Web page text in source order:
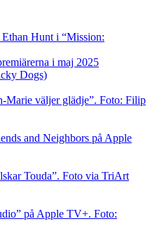
Hunt i “Mission:
i maj 2025
Dogs)
Marie väljer glädje”. Foto: Filip
and Neighbors på Apple
Touda”. Foto via TriArt
på Apple TV+. Foto: